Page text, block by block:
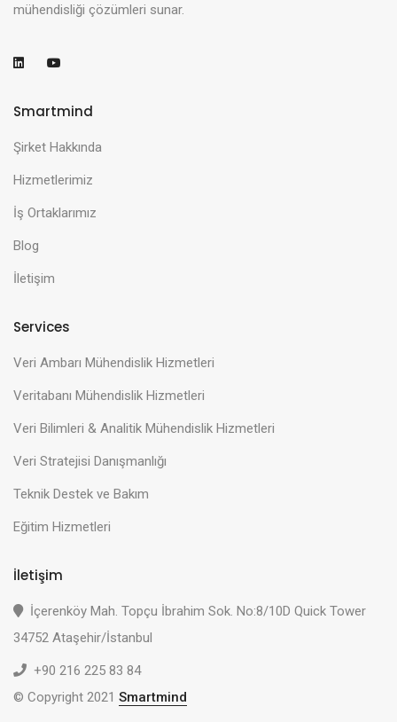
mühendisliği çözümleri sunar.
Smartmind
Şirket Hakkında
Hizmetlerimiz
İş Ortaklarımız
Blog
İletişim
Services
Veri Ambarı Mühendislik Hizmetleri
Veritabanı Mühendislik Hizmetleri
Veri Bilimleri & Analitik Mühendislik Hizmetleri
Veri Stratejisi Danışmanlığı
Teknik Destek ve Bakım
Eğitim Hizmetleri
İletişim
İçerenköy Mah. Topçu İbrahim Sok. No:8/10D Quick Tower
34752 Ataşehir/İstanbul
+90 216 225 83 84
© Copyright 2021 Smartmind